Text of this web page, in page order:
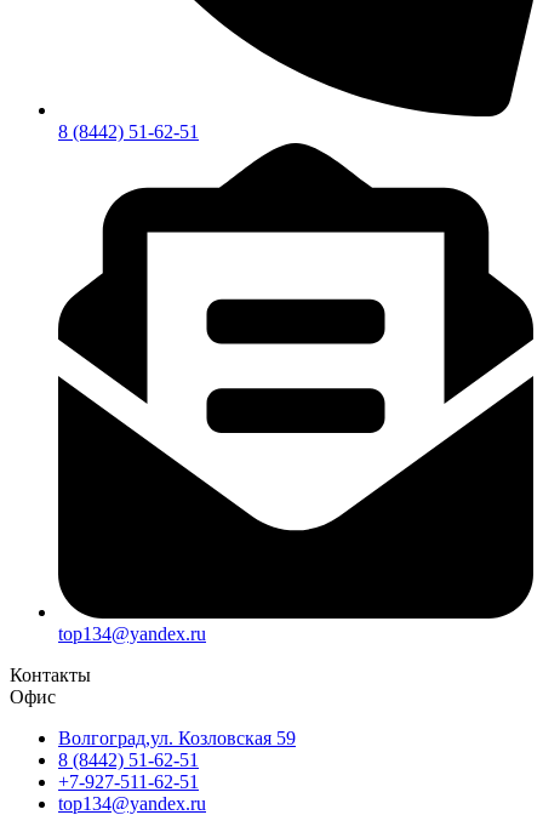
8 (8442) 51-62-51
top134@yandex.ru
Контакты
Офис
Волгоград,ул. Козловская 59
8 (8442) 51-62-51
+7-927-511-62-51
top134@yandex.ru